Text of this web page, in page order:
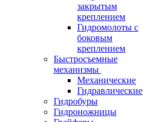
закрытым
креплением
Гидромолоты с
боковым
креплением
Быстросъемные
механизмы
Механические
Гидравлические
Гидробуры
Гидроножницы